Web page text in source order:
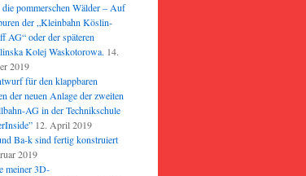
pommerschen Wälder – Auf
der „Kleinbahn Köslin-
AG“ oder der späteren
Kolej Waskotorowa. 14.
2019
für den klappbaren
der neuen Anlage der zweiten
AG in der Technikschule
12. April 2019
Ba-k sind fertig konstruiert
2019
meiner 3D-